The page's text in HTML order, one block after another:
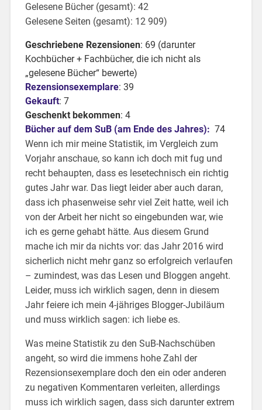
Gelesene Bücher (gesamt): 42
Gelesene Seiten (gesamt): 12 909)
Geschriebene Rezensionen: 69 (darunter
Kochbücher + Fachbücher, die ich nicht als
„gelesene Bücher“ bewerte)
Rezensionsexemplare: 39
Gekauft: 7
Geschenkt bekommen: 4
Bücher auf dem SuB (am Ende des Jahres): 74
Wenn ich mir meine Statistik, im Vergleich zum
Vorjahr anschaue, so kann ich doch mit fug und
recht behaupten, dass es lesetechnisch ein richtig
gutes Jahr war. Das liegt leider aber auch daran,
dass ich phasenweise sehr viel Zeit hatte, weil ich
von der Arbeit her nicht so eingebunden war, wie
ich es gerne gehabt hätte. Aus diesem Grund
mache ich mir da nichts vor: das Jahr 2016 wird
sicherlich nicht mehr ganz so erfolgreich verlaufen
– zumindest, was das Lesen und Bloggen angeht.
Leider, muss ich wirklich sagen, denn in diesem
Jahr feiere ich mein 4-jähriges Blogger-Jubiläum
und muss wirklich sagen: ich liebe es.
Was meine Statistik zu den SuB-Nachschüben
angeht, so wird die immens hohe Zahl der
Rezensionsexemplare doch den ein oder anderen
zu negativen Kommentaren verleiten, allerdings
muss ich wirklich sagen, dass sich darunter extrem